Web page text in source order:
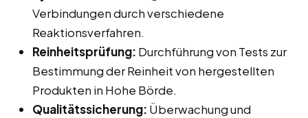
Verbindungen durch verschiedene
Reaktionsverfahren.
Reinheitsprüfung: Durchführung von Tests zur
Bestimmung der Reinheit von hergestellten
Produkten in Hohe Börde.
Qualitätssicherung: Überwachung und